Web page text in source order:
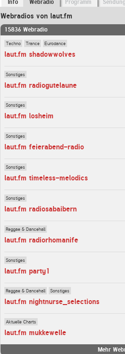
Info Webradio Programm
Webradios von laut.fm
15836 Webradio
Techno Trance Eurodance
laut.fm shadowwolves
Sonstiges
laut.fm radiogutelaune
Sonstiges
laut.fm losheim
Sonstiges
laut.fm feierabend-radio
Sonstiges
laut.fm timeless-melodics
Sonstiges
laut.fm radiosabaibern
Reggae & Dancehall
laut.fm radiorhomanife
Sonstiges
laut.fm party1
Reggae & Dancehall Sonstiges
laut.fm nightnurse_selections
Aktuelle Charts
laut.fm mukkewelle
Mehr